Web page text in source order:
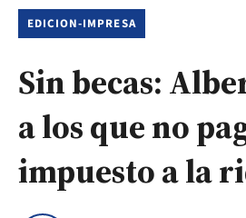
EDICION-IMPRESA
Sin becas:
a los que no
impuesto a la